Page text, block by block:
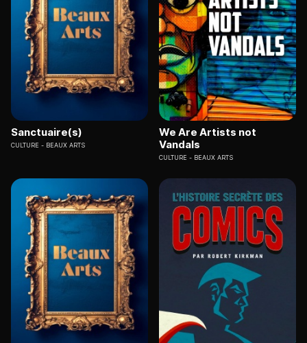
Sanctuaire(s)
CULTURE BEAUX ARTS
We Are Artists not
Vandals
CULTURE BEAUX ARTS